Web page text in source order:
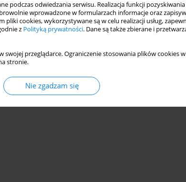
podczas odwiedzania serwisu. Realizacja funkcji
wprowadzone w formularzach informacje oraz
pliki cookies, wykorzystywane są w celu realizacji usług,
z Polityką prywatności. Dane są także zbierane i
swojej przeglądarce. Ograniczenie stosowania plików cookies
stronie.
Nie zgadzam się